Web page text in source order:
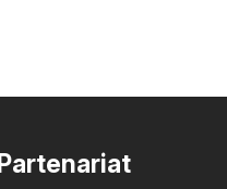
Partenariat